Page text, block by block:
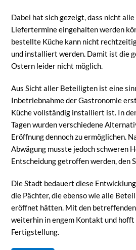
Dabei hat sich gezeigt, dass nicht
Liefertermine eingehalten werden
bestellte Küche kann nicht
und installiert werden. Damit ist die
Ostern leider nicht möglich.
Aus Sicht aller Beteiligten ist eine
Inbetriebnahme der Gastronomie
Küche vollständig installiert ist. In
Tagen wurden verschiedene
Eröffnung dennoch zu ermöglichen.
Abwägung musste jedoch schweren
Entscheidung getroffen werden, den
Die Stadt bedauert diese
die Pächter, die ebenso wie alle
eröffnet hätten. Mit den
weiterhin in engem Kontakt und hofft
Fertigstellung.